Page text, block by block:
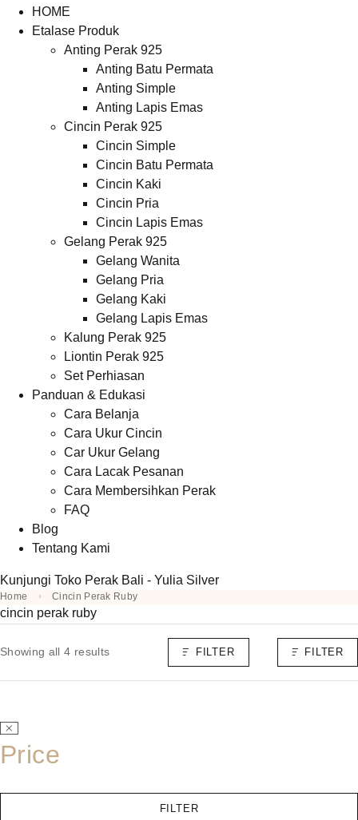
HOME
Etalase Produk
Anting Perak 925
Anting Batu Permata
Anting Simple
Anting Lapis Emas
Cincin Perak 925
Cincin Simple
Cincin Batu Permata
Cincin Kaki
Cincin Pria
Cincin Lapis Emas
Gelang Perak 925
Gelang Wanita
Gelang Pria
Gelang Kaki
Gelang Lapis Emas
Kalung Perak 925
Liontin Perak 925
Set Perhiasan
Panduan & Edukasi
Cara Belanja
Cara Ukur Cincin
Car Ukur Gelang
Cara Lacak Pesanan
Cara Membersihkan Perak
FAQ
Blog
Tentang Kami
Kunjungi Toko Perak Bali - Yulia Silver
Home Cincin Perak Ruby
cincin perak ruby
Showing all 4 results FILTER FILTER
Price
FILTER